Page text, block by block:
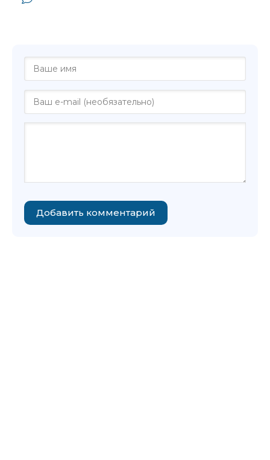
Добавить комментарий